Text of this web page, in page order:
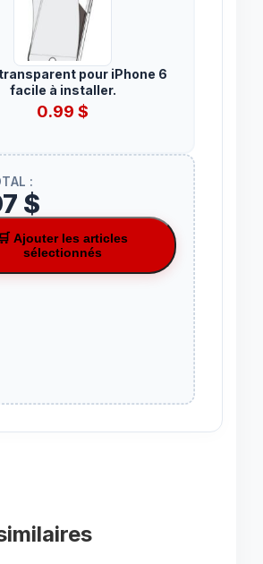
pour iPhone 6
facile à installer.
0.99 $
:
$
🛒 Ajouter les articles
sélectionnés